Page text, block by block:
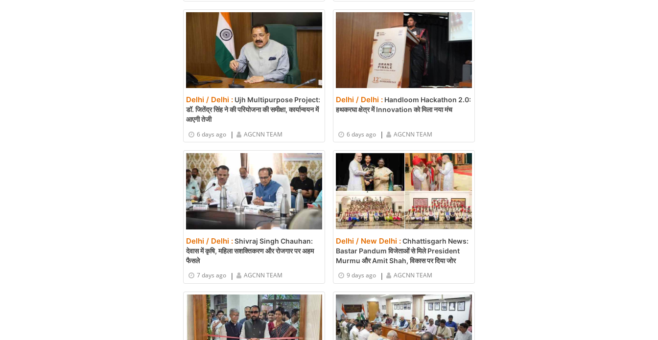
Delhi / Delhi : Ujh Multipurpose Project:
डॉ. जितेंद्र सिंह ने की परियोजना की समीक्षा, कार्यान्वयन में
आएगी तेजी
6 days ago
| AGCNN TEAM
Delhi / Delhi : Handloom Hackathon 2.0:
हथकरघा क्षेत्र में Innovation को मिला नया मंच
6 days ago | AGCNN TEAM
Delhi / Delhi :Shivraj Singh Chauhan:
देवास में कृषि, महिला सशक्तिकरण और रोजगार पर अहम
फैसले
7 days ago
| AGCNN TEAM
Delhi / New Delhi :Chhattisgarh News:
Bastar Pandum विजेताओं से मिले President
Murmu और Amit Shah, विकास पर दिया जोर
9 days ago
| AGCNN TEAM